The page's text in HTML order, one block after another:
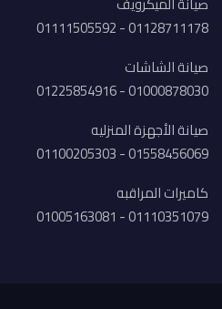
01128711178 - 01111505592
صيانة الشاشات
01000878030 - 01225854916
صيانة الأجهزة المنزليه
01558456069 - 01100205303
كاميرات المراقبه
01110351079 - 01005163081